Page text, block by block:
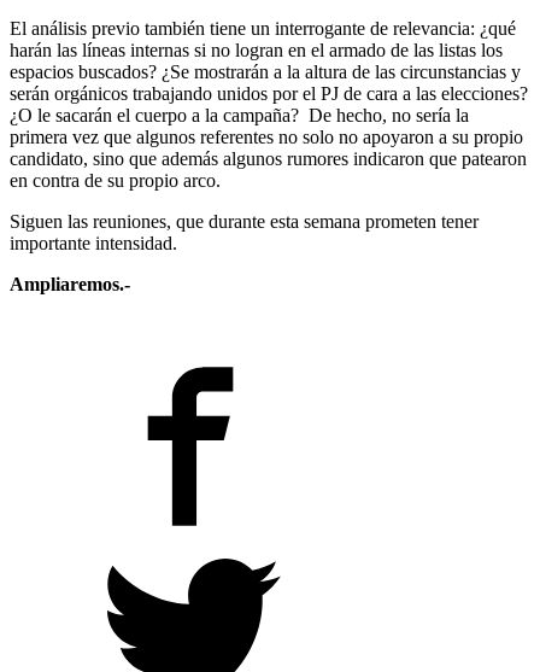
El análisis previo también tiene un interrogante de relevancia: ¿qué
harán las líneas internas si no logran en el armado de las listas los
espacios buscados? ¿Se mostrarán a la altura de las circunstancias y
serán orgánicos trabajando unidos por el PJ de cara a las elecciones?
¿O le sacarán el cuerpo a la campaña? De hecho, no sería la
primera vez que algunos referentes no solo no apoyaron a su propio
candidato, sino que además algunos rumores indicaron que patearon
en contra de su propio arco.
Siguen las reuniones, que durante esta semana prometen tener
importante intensidad.
Ampliaremos.-